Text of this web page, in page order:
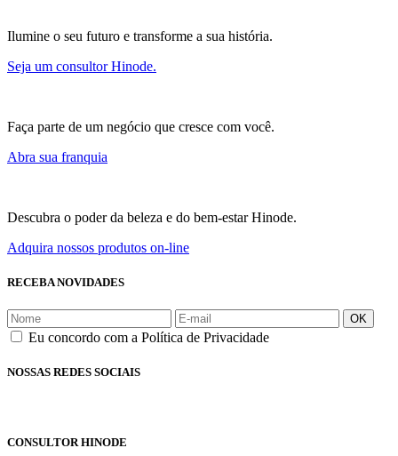
Ilumine o seu futuro e transforme a sua história.
Seja um consultor Hinode.
Faça parte de um negócio que cresce com você.
Abra sua franquia
Descubra o poder da beleza e do bem-estar Hinode.
Adquira nossos produtos on-line
RECEBA NOVIDADES
OK
Eu concordo com a Política de Privacidade
NOSSAS REDES SOCIAIS
CONSULTOR HINODE